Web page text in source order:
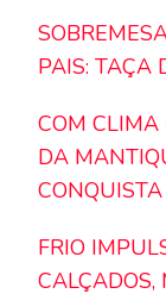
PAIS: TAÇA
COM
DA
FRIO
CALÇADOS,